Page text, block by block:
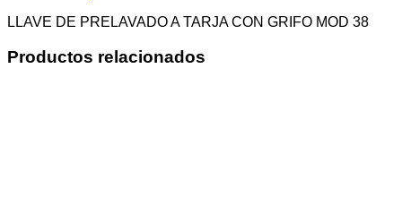
LLAVE DE PRELAVADO A TARJA CON GRIFO MOD 38
Productos relacionados